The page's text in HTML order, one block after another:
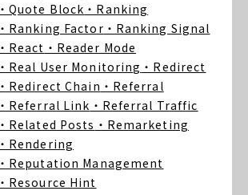
・Quote Block ・Ranking
・Ranking Factor ・Ranking Signal
・React ・Reader Mode
・Real User Monitoring ・Redirect
・Redirect Chain ・Referral
・Referral Link ・Referral Traffic
・Related Posts ・Remarketing
・Rendering
・Reputation Management
・Resource Hint